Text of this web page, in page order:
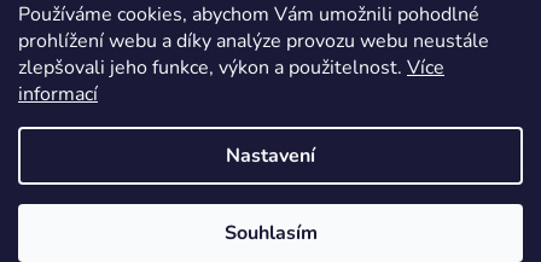
Používáme cookies, abychom Vám umožnili pohodlné
prohlížení webu a díky analýze provozu webu neustále
zlepšovali jeho funkce, výkon a použitelnost. Více
informací
Nastavení
Souhlasím
Platba:
Vytvořil Shoptet